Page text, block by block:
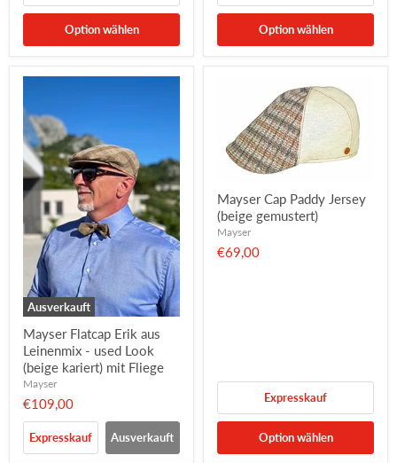
Option wählen Option wählen
Ausverkauft
Mayser Flatcap Erik aus
Leinenmix - used Look
(beige kariert) mit Fliege
Mayser
€109,00
Expresskauf Ausverkauft
Mayser Cap Paddy Jersey
(beige gemustert)
Mayser
€69,00
Expresskauf
Option wählen